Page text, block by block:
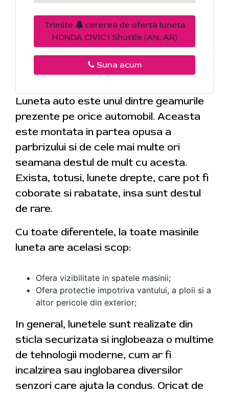
Trimite
cererea de oferta luneta
HONDA CIVIC I Shuttle (AN, AR)
Suna acum
Luneta auto este unul dintre geamurile
prezente pe orice automobil. Aceasta
este montata in partea opusa a
parbrizului si de cele mai multe ori
seamana destul de mult cu acesta.
Exista, totusi, lunete drepte, care pot fi
coborate si rabatate, insa sunt destul
de rare.
Cu toate diferentele, la toate masinile
luneta are acelasi scop:
Ofera vizibilitate in spatele masinii;
Ofera protectie impotriva vantului, a ploii si a
altor pericole din exterior;
In general, lunetele sunt realizate din
sticla securizata si inglobeaza o multime
de tehnologii moderne, cum ar fi
incalzirea sau inglobarea diversilor
senzori care ajuta la condus. Oricat de